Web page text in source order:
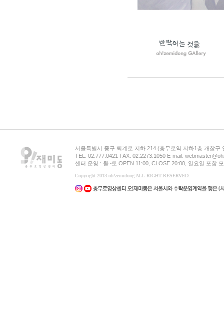
서울특별시 중구 퇴계로 지하 214 (충무로역 지하1층 개찰구
TEL. 02.777.0421 FAX. 02.2273.1050 E-mail.
센터 운영 : 월~토 OPEN 11:00, CLOSE 20:00, 일요일 포함
Copyright 2013 oh!zemidong ALL RIGHT RESERVED.